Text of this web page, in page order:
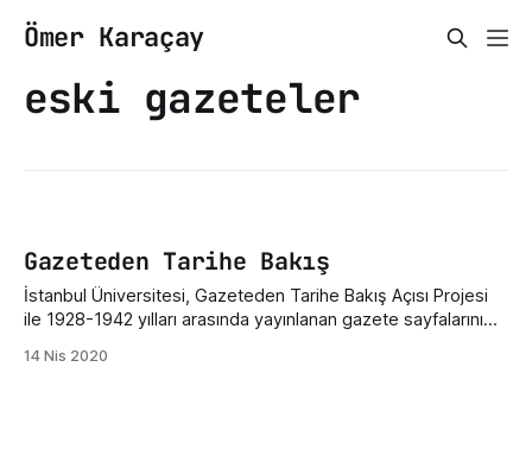
Ömer Karaçay
eski gazeteler
Gazeteden Tarihe Bakış
İstanbul Üniversitesi, Gazeteden Tarihe Bakış Açısı Projesi
ile 1928-1942 yılları arasında yayınlanan gazete sayfalarını
Bulgarca, Fransızca, Almanca, İngilizce, Türkçe gibi çeşitli
14 Nis 2020